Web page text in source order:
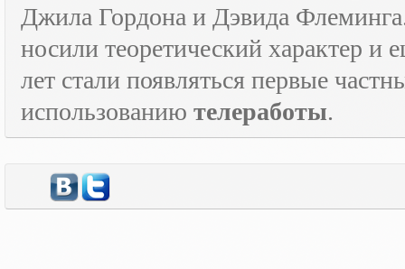
Джила Гордона и Дэвида
носили теоретический характер и
лет стали появляться первые
использованию телеработы.